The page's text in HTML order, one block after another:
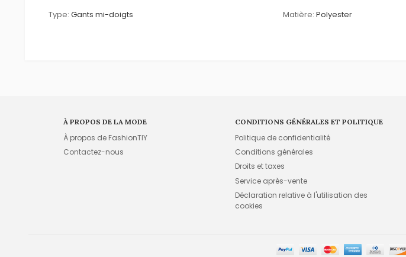
Type: Gants mi-doigts Matière: Polyester
À PROPOS DE LA MODE
À propos de FashionTIY
Contactez-nous
CONDITIONS GÉNÉRALES ET POLITIQUE
Politique de confidentialité
Conditions générales
Droits et taxes
Service après-vente
Déclaration relative à l'utilisation des
cookies